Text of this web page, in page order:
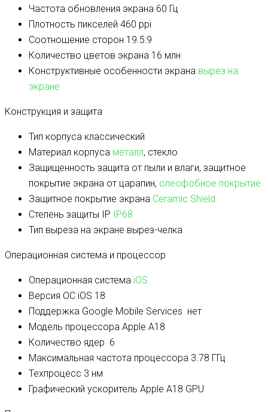
Частота обновления экрана 60 Гц
Плотность пикселей 460 ppi
Соотношение сторон 19.5:9
Количество цветов экрана 16 млн
Конструктивные особенности экрана вырез на
экране
Конструкция и защита
Тип корпуса классический
Материал корпуса металл, стекло
Защищенность защита от пыли и влаги, защитное
покрытие экрана от царапин, олеофобное покрытие
Защитное покрытие экрана Ceramic Shield
Степень защиты IP
IP68
Тип выреза на экране вырез-челка
Операционная система и процессор
Операционная система iOS
Версия ОС iOS 18
Поддержка Google Mobile Services нет
Модель процессора Apple A18
Количество ядер 6
Максимальная частота процессора 3.78 ГГц
Техпроцесс 3 нм
Графический ускоритель Apple A18 GPU